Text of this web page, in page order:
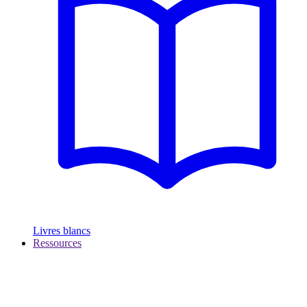
Livres blancs
Ressources